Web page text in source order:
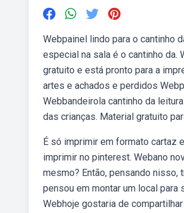
Webpainel lindo para o cantinho
especial na sala é o cantinho da.
gratuito e está pronto para a
artes e achados e perdidos
Webbandeirola cantinho da
das crianças. Material gratuito
É só imprimir em formato cartaz
imprimir no pinterest. Webano
mesmo? Então, pensando nisso,
pensou em montar um local
Webhoje gostaria de